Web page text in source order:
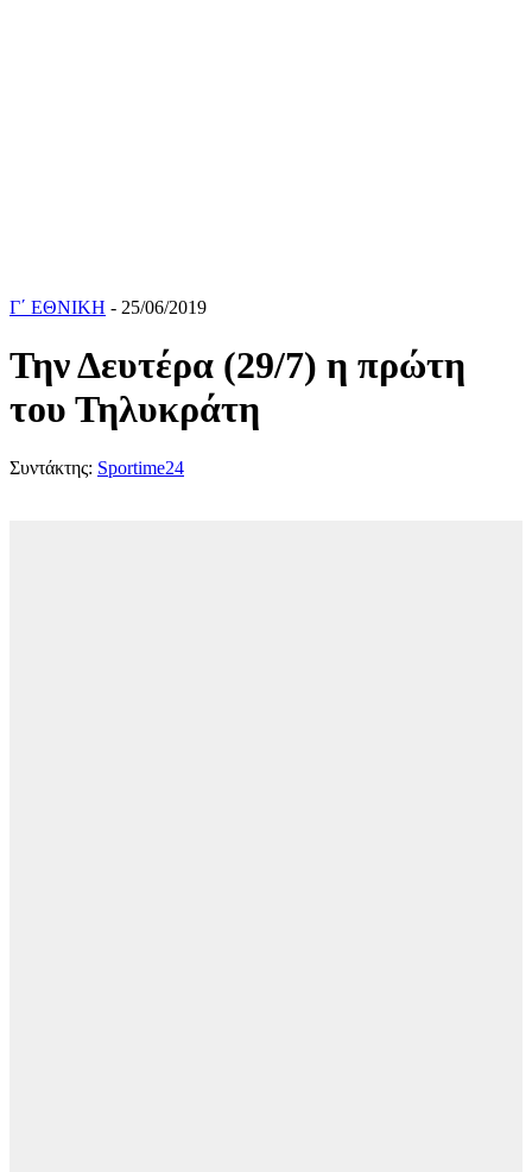
Γ΄ ΕΘΝΙΚΗ - 25/06/2019
Την Δευτέρα (29/7) η πρώτη
του Τηλυκράτη
Συντάκτης: Sportime24